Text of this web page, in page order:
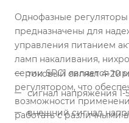
Однофазные
предназначены для
управления питанием
ламп накаливания,
серии SPC1 является
регулятором, что
возможности
работать с различными
токовый сигнал 4-20
сигнал напряжения 1-
внешний сигнал